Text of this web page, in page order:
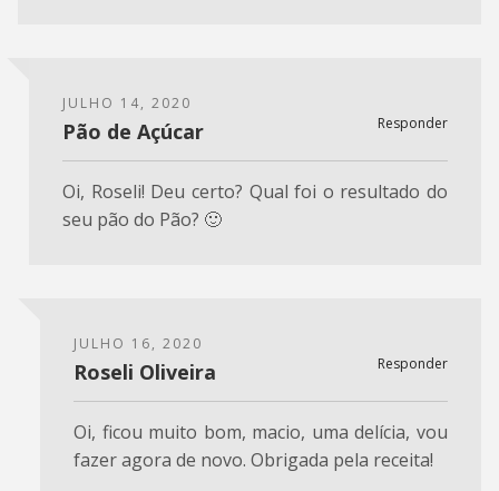
JULHO 14, 2020
Responder
Pão de Açúcar
Oi, Roseli! Deu certo? Qual foi o resultado do
seu pão do Pão? 🙂
JULHO 16, 2020
Responder
Roseli Oliveira
Oi, ficou muito bom, macio, uma delícia, vou
fazer agora de novo. Obrigada pela receita!